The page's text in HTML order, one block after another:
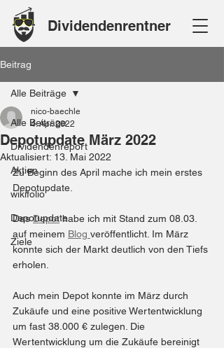
Dividendenrentner
Beitrag
Alle Beiträge
Dividendenreport
Aktien
wikifolio
Depotupdate
Ziele
Alle Beiträge
Depotupdate März 2022
nico-baechle
4. Apr. 2022
Aktualisiert: 13. Mai 2022
Zu Beginn des April mache ich mein erstes
Depotupdate.
Das Depot habe ich mit Stand zum 08.03.
auf meinem Blog veröffentlicht. Im März
konnte sich der Markt deutlich von den Tiefs
erholen.
Auch mein Depot konnte im März durch
Zukäufe und eine positive Wertentwicklung
um fast 38.000 € zulegen. Die
Wertentwicklung um die Zukäufe bereinigt